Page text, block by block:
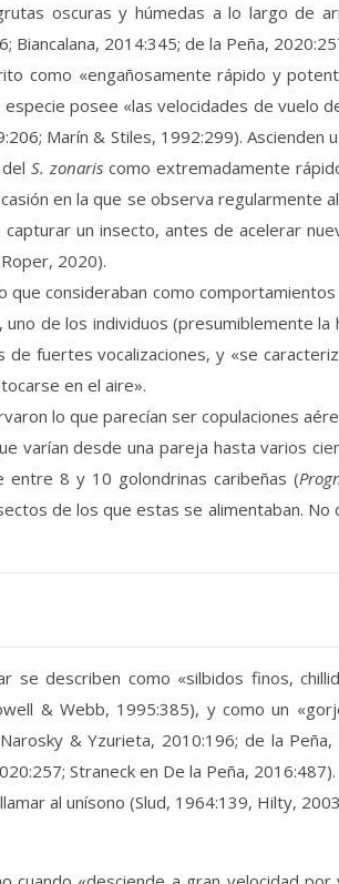
oscuras y húmedas a lo largo de
Biancalana, 2014:345; de la Peña,
como «engañosamente rápido y
posee «las velocidades de vuelo
Marín & Stiles, 1992:299).
S. zonariscomo extremadamente
en la que se observa
un insecto, antes de acelerar
2020).
que consideraban como
de los individuos (presumiblemente
de fuertes vocalizaciones, y «se
en el aire».
lo que parecían ser copulaciones
varían desde una pareja hasta varios
entre 8 y 10 golondrinas caribeñas (
de los que estas se alimentaban.
se describen como «silbidos finos,
& Webb, 1995:385), y como un
& Yzurieta, 2010:196; de la
Straneck en De la Peña, 2016:487).
al unísono (Slud, 1964:139, Hilty,